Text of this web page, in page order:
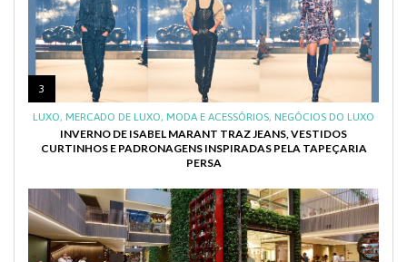
3
LUXO, MERCADO DE LUXO, MODA E ACESSÓRIOS, NEGÓCIOS DO LUXO
INVERNO DE ISABEL MARANT TRAZ JEANS, VESTIDOS
CURTINHOS E PADRONAGENS INSPIRADAS PELA TAPEÇARIA
PERSA